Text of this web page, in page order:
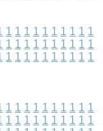
1 1 1 1 1 1 1 1 1 1
1 1 1 1 1 1 1 1 1 1
1 1 1 1 1 1 1 1 1 1
1 1 1 1 1 1 1 1 1 1
1 1 1 1 1 1 1 1 1 1